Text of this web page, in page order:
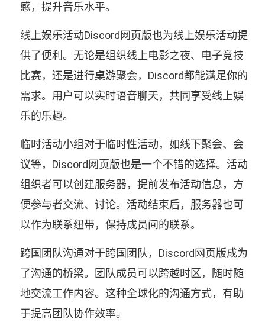
感，提升音乐水平。
线上娱乐活动Discord网页版也为线上娱乐活动提
供了便利。无论是组织线上电影之夜、电子竞技
比赛，还是进行桌游聚会，Discord都能满足你的
需求。用户可以实时语音聊天，共同享受线上娱
乐的乐趣。
临时活动小组对于临时性活动，如线下聚会、会
议等，Discord网页版也是一个不错的选择。活动
组织者可以创建服务器，提前发布活动信息，方
便参与者交流、讨论。活动结束后，服务器也可
以作为联系纽带，保持成员间的联系。
跨国团队沟通对于跨国团队，Discord网页版成为
了沟通的桥梁。团队成员可以跨越时区，随时随
地交流工作内容。这种全球化的沟通方式，有助
于提高团队协作效率。